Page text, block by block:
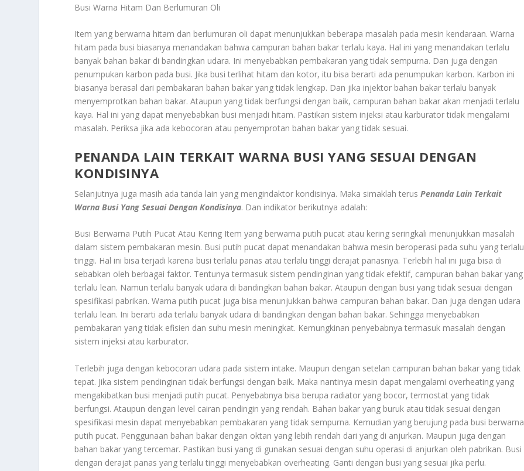
Busi Warna Hitam Dan Berlumuran Oli
Item yang berwarna hitam dan berlumuran oli dapat menunjukkan beberapa masalah pada mesin kendaraan. Warna
hitam pada busi biasanya menandakan bahwa campuran bahan bakar terlalu kaya. Hal ini yang menandakan terlalu
banyak bahan bakar di bandingkan udara. Ini menyebabkan pembakaran yang tidak sempurna. Dan juga dengan
penumpukan karbon pada busi. Jika busi terlihat hitam dan kotor, itu bisa berarti ada penumpukan karbon. Karbon ini
biasanya berasal dari pembakaran bahan bakar yang tidak lengkap. Dan jika injektor bahan bakar terlalu banyak
menyemprotkan bahan bakar. Ataupun yang tidak berfungsi dengan baik, campuran bahan bakar akan menjadi terlalu
kaya. Hal ini yang dapat menyebabkan busi menjadi hitam. Pastikan sistem injeksi atau karburator tidak mengalami
masalah. Periksa jika ada kebocoran atau penyemprotan bahan bakar yang tidak sesuai.
PENANDA LAIN TERKAIT WARNA BUSI YANG SESUAI DENGAN
KONDISINYA
Selanjutnya juga masih ada tanda lain yang mengindaktor kondisinya. Maka simaklah terusPenanda Lain Terkait
Warna Busi Yang Sesuai Dengan Kondisinya. Dan indikator berikutnya adalah:
Busi Berwarna Putih Pucat Atau Kering Item yang berwarna putih pucat atau kering seringkali menunjukkan masalah
dalam sistem pembakaran mesin. Busi putih pucat dapat menandakan bahwa mesin beroperasi pada suhu yang terlalu
tinggi. Hal ini bisa terjadi karena busi terlalu panas atau terlalu tinggi derajat panasnya. Terlebih hal ini juga bisa di
sebabkan oleh berbagai faktor. Tentunya termasuk sistem pendinginan yang tidak efektif, campuran bahan bakar yang
terlalu lean. Namun terlalu banyak udara di bandingkan bahan bakar. Ataupun dengan busi yang tidak sesuai dengan
spesifikasi pabrikan. Warna putih pucat juga bisa menunjukkan bahwa campuran bahan bakar. Dan juga dengan udara
terlalu lean. Ini berarti ada terlalu banyak udara di bandingkan dengan bahan bakar. Sehingga menyebabkan
pembakaran yang tidak efisien dan suhu mesin meningkat. Kemungkinan penyebabnya termasuk masalah dengan
sistem injeksi atau karburator.
Terlebih juga dengan kebocoran udara pada sistem intake. Maupun dengan setelan campuran bahan bakar yang tidak
tepat. Jika sistem pendinginan tidak berfungsi dengan baik. Maka nantinya mesin dapat mengalami overheating yang
mengakibatkan busi menjadi putih pucat. Penyebabnya bisa berupa radiator yang bocor, termostat yang tidak
berfungsi. Ataupun dengan level cairan pendingin yang rendah. Bahan bakar yang buruk atau tidak sesuai dengan
spesifikasi mesin dapat menyebabkan pembakaran yang tidak sempurna. Kemudian yang berujung pada busi berwarna
putih pucat. Penggunaan bahan bakar dengan oktan yang lebih rendah dari yang di anjurkan. Maupun juga dengan
bahan bakar yang tercemar. Pastikan busi yang di gunakan sesuai dengan suhu operasi di anjurkan oleh pabrikan. Busi
dengan derajat panas yang terlalu tinggi menyebabkan overheating. Ganti dengan busi yang sesuai jika perlu.